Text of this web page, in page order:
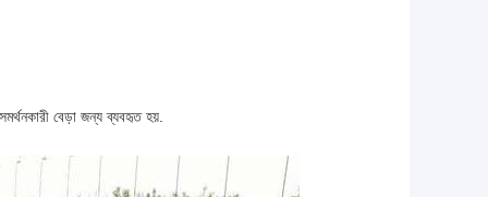
বেড়া জন্য ব্যবহৃত হয়.